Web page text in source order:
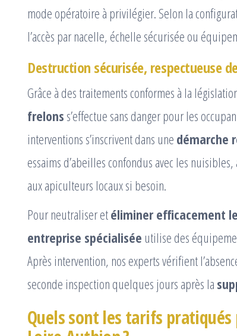
mode opératoire à privilégier. Selon la
l’accès par nacelle, échelle sécurisée ou
Destruction sécurisée, respectueuse
Grâce à des traitements conformes à la
frelons s’effectue sans danger pour les
interventions s’inscrivent dans une démarche
essaims d’abeilles confondus avec les
aux apiculteurs locaux si besoin.
Pour neutraliser etéliminer efficacement
entreprise spécialisée utilise des
Après intervention, nos experts vérifient
seconde inspection quelques jours après la
Quels sont les tarifs